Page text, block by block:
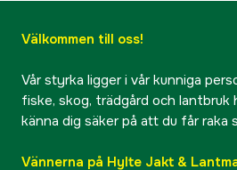
Välkommen till oss!
Vår styrka ligger i vår kunniga
fiske, skog, trädgård och lantbruk
känna dig säker på att du får raka
Vännerna på Hylte Jakt &